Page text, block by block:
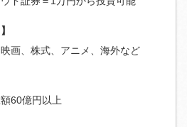
画、株式、アニメ、海外など
60億円以上